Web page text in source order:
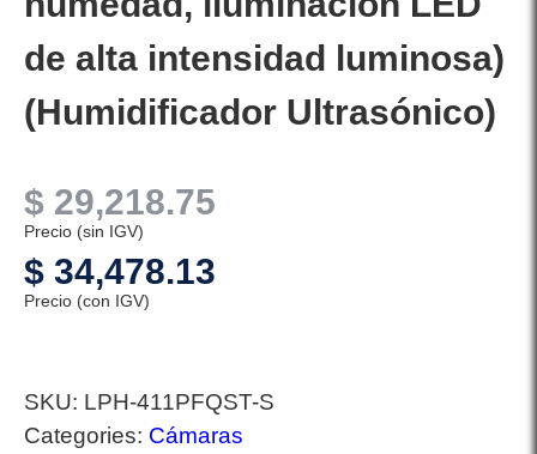
de alta intensidad luminosa)
(Humidificador Ultrasónico)
$ 29,218.75
Precio (sin IGV)
$ 34,478.13
Precio (con IGV)
SKU: LPH-411PFQST-S
Categories: Cámaras